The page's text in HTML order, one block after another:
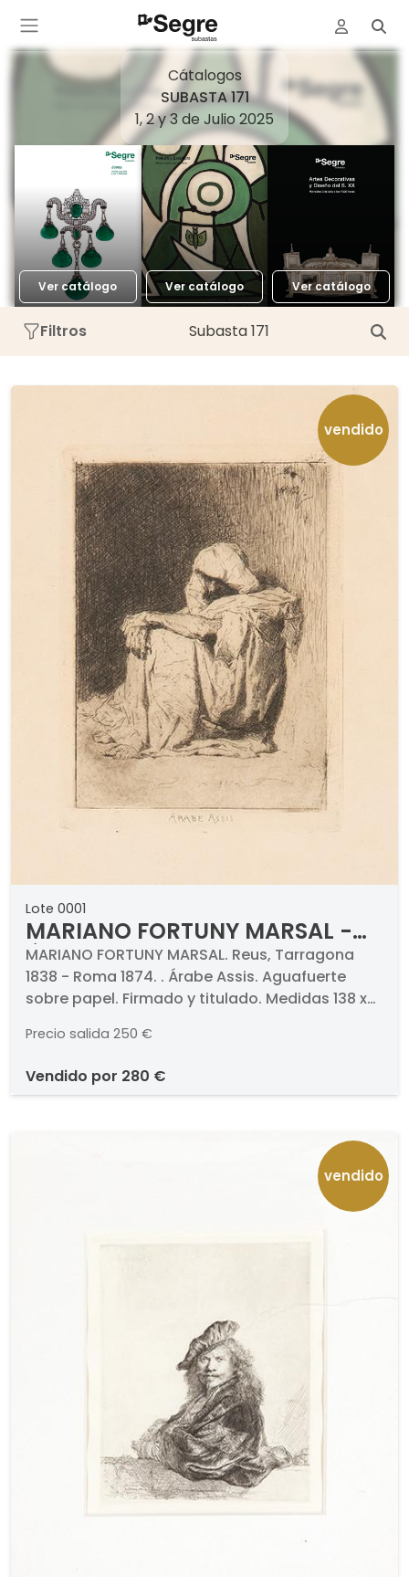
Cátalogos
SUBASTA 171
1, 2 y 3 de Julio 2025
Ver catálogo Ver catálogo Ver catálogo
Filtros Subasta 171
vendido
Lote 0001
MARIANO FORTUNY MARSAL -
Árabe Assis
MARIANO FORTUNY MARSAL. Reus, Tarragona
1838 - Roma 1874. . Árabe Assis. Aguafuerte
sobre papel. Firmado y titulado. Medidas 138 x
Precio salida 250 €
vendido por 280 €
vendido